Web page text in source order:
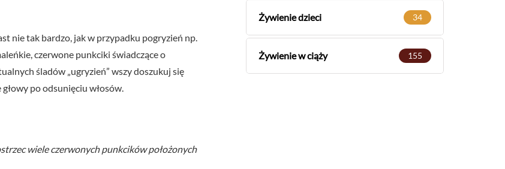
nie tak bardzo, jak w przypadku pogryzień np.
czerwone punkciki świadczące o
śladów „ugryzień” wszy doszukuj się
po odsunięciu włosów.
wiele czerwonych punkcików położonych
Żywienie dzieci 34
Żywienie w ciąży 155